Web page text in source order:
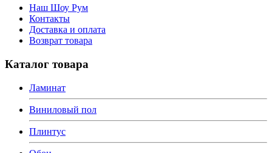
Наш Шоу Рум
Контакты
Доставка и оплата
Возврат товара
Каталог товара
Ламинат
Виниловый пол
Плинтус